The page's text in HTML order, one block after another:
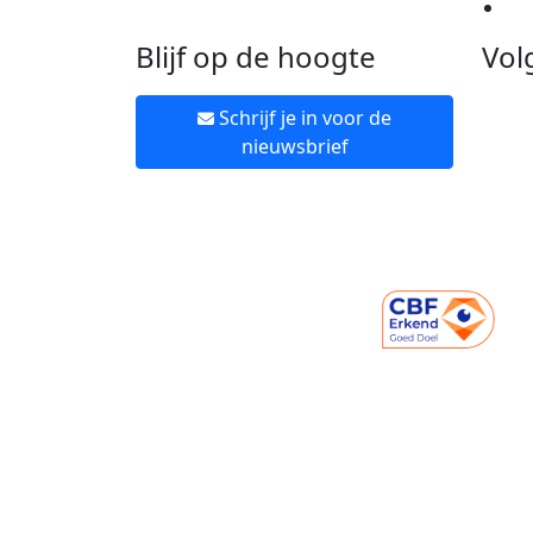
Blijf op de hoogte
Schrijf je in voor de
nieuwsbrief